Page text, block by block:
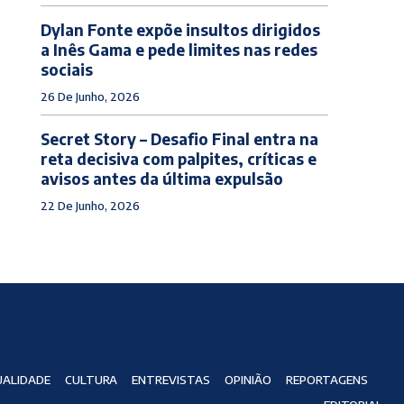
Dylan Fonte expõe insultos dirigidos
a Inês Gama e pede limites nas redes
sociais
26 De Junho, 2026
Secret Story – Desafio Final entra na
reta decisiva com palpites, críticas e
avisos antes da última expulsão
22 De Junho, 2026
CULTURA ENTREVISTAS OPINIÃO
REPORTAGENS